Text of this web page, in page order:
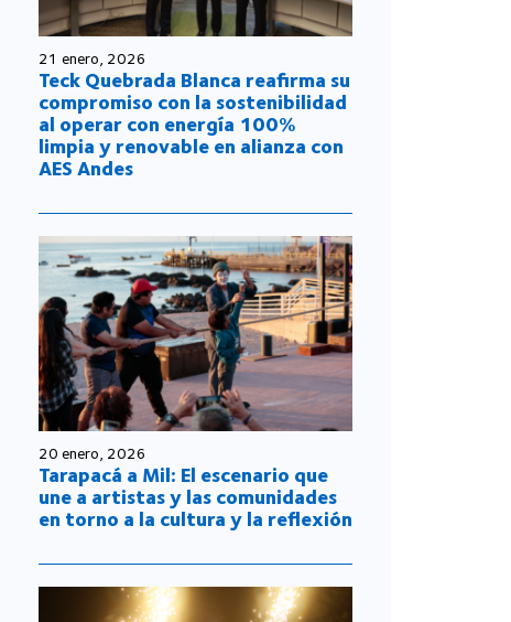
21 enero, 2026
Teck Quebrada Blanca reafirma su
compromiso con la sostenibilidad
al operar con energía 100%
limpia y renovable en alianza con
AES Andes
20 enero, 2026
Tarapacá a Mil: El escenario que
une a artistas y las comunidades
en torno a la cultura y la reflexión